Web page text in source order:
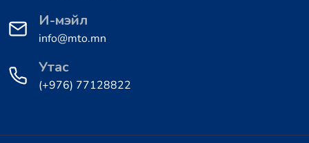
И-мэйл
info@mto.mn
Утас
(+976) 77128822